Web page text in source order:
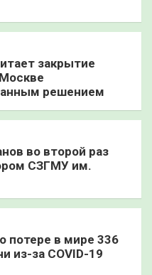
закрытие
решением
во второй раз
СЗГМУ им.
потере в мире 336
из-за COVID-19